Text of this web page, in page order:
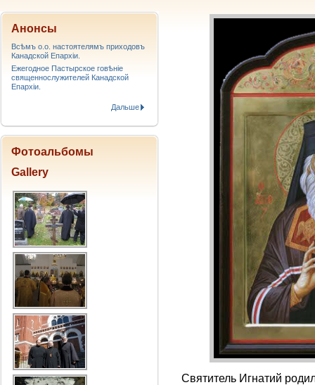
Святитель Игнатий
Анонсы
Всѣмъ о.о. настоятелямъ приходовъ
Канадской Епархiи.
Ежегодное Пастырское говѣніе
священнослужителей Канадской
Епархіи.
Дальше
Фотоальбомы
Gallery